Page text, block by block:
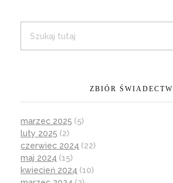
ZBIÓR ŚWIADECTW
marzec 2025 (5)
luty 2025 (2)
czerwiec 2024 (22)
maj 2024 (15)
kwiecień 2024 (10)